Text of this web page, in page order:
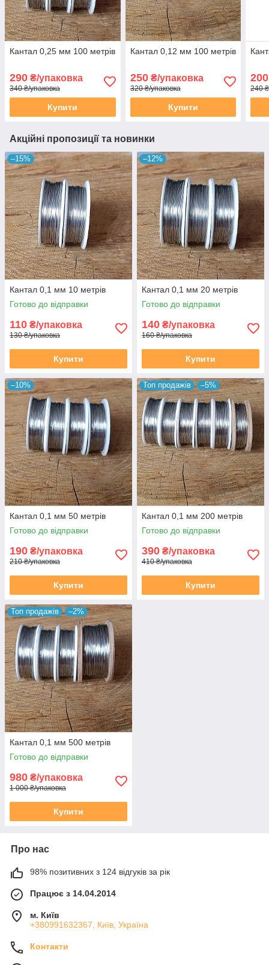
Кантал 0,25 мм 100 метрів
290 ₴/упаковка
340 ₴/упаковка
Купити
Кантал 0,12 мм 100 метрів
250₴/упаковка
320 ₴/упаковка
Купити
200
240
Акційні пропозиції та новинки
–15%
Кантал 0,1 мм 10 метрів
Готово до відправки
110 ₴/упаковка
130 ₴/упаковка
Купити
–12%
Кантал 0,1 мм 20 метрів
Готово до відправки
140 ₴/упаковка
160 ₴/упаковка
Купити
–10%
Кантал 0,1 мм 50 метрів
Готово до відправки
190 ₴/упаковка
210 ₴/упаковка
Купити
Топ продажів –5%
Кантал 0,1 мм 200 метрів
Готово до відправки
390 ₴/упаковка
410 ₴/упаковка
Купити
Топ продажів –2%
Кантал 0,1 мм 500 метрів
Готово до відправки
980 ₴/упаковка
1 000 ₴/упаковка
Купити
Про нас
98% позитивних з 124 відгуків за рік
Працює з 14.04.2014
м. Київ
+380991632367, Київ, Україна
Контакти